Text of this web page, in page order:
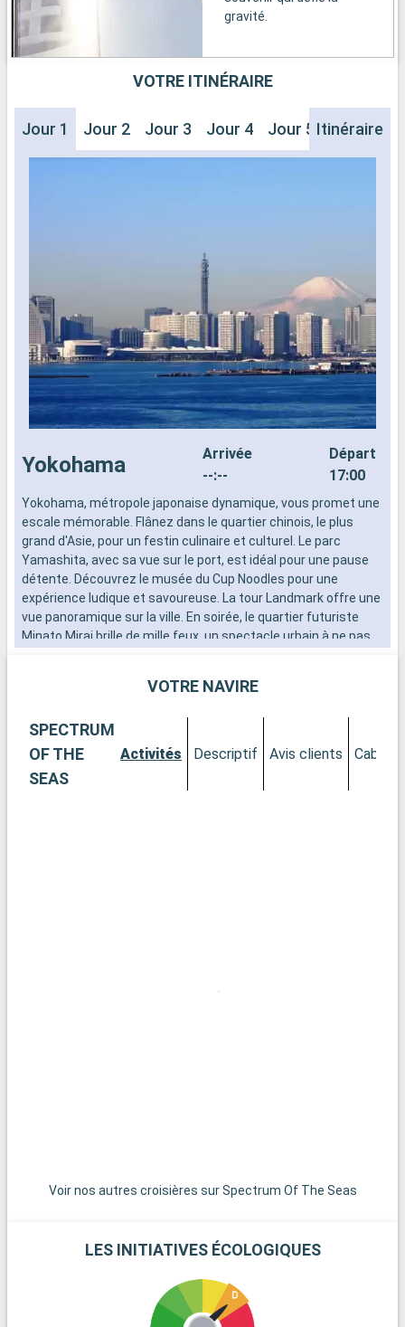
gravité.
VOTRE ITINÉRAIRE
Jour 1 Jour 2 Jour 3 Jour 4 Jour 5 Jour 6
Itinéraire
Yokohama
Arrivée
--:--
Départ
17:00
Yokohama, métropole japonaise dynamique, vous promet une
escale mémorable. Flânez dans le quartier chinois, le plus
grand d'Asie, pour un festin culinaire et culturel. Le parc
Yamashita, avec sa vue sur le port, est idéal pour une pause
détente. Découvrez le musée du Cup Noodles pour une
expérience ludique et savoureuse. La tour Landmark offre une
vue panoramique sur la ville. En soirée, le quartier futuriste
Minato Mirai brille de mille feux, un spectacle urbain à ne pas
VOTRE NAVIRE
SPECTRUM
OF THE
SEAS
Activités Descriptif Avis clients Cabines
Voir nos autres croisières sur Spectrum Of The Seas
LES INITIATIVES ÉCOLOGIQUES